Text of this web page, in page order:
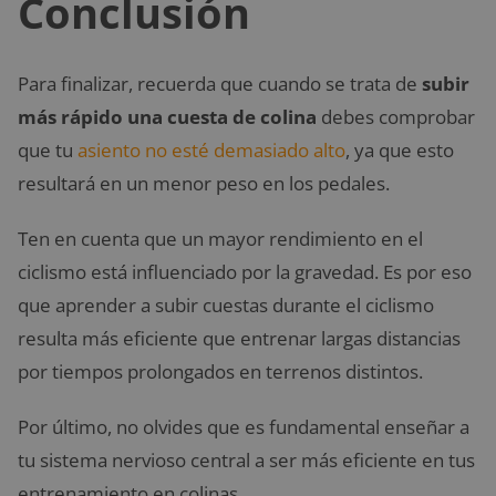
Conclusión
Para finalizar, recuerda que cuando se trata de subir
más rápido una cuesta de colina debes comprobar
que tu asiento no esté demasiado alto, ya que esto
resultará en un menor peso en los pedales.
Ten en cuenta que un mayor rendimiento en el
ciclismo está influenciado por la gravedad. Es por eso
que aprender a subir cuestas durante el ciclismo
resulta más eficiente que entrenar largas distancias
por tiempos prolongados en terrenos distintos.
Por último, no olvides que es fundamental enseñar a
tu sistema nervioso central a ser más eficiente en tus